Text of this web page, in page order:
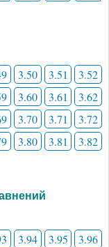
3.50 3.51
3.52
3.60 3.61
3.62
3.70 3.71
3.72
3.80 3.81
3.82
3.94 3.95
3.96